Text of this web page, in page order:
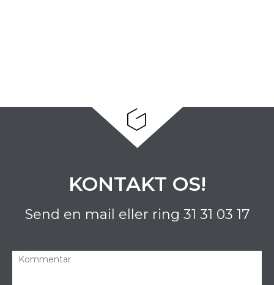
KONTAKT OS!
Send en mail eller ring 31 31 03 17